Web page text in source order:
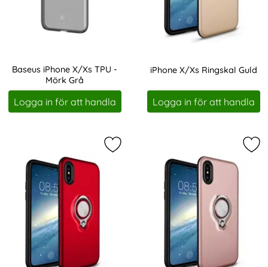
Baseus iPhone X/Xs TPU -
Mörk Grå
Art. nr 228052
Logga in för att handla
iPhone X/Xs Ringskal Guld
Art. nr 228553
Logga in för att handla
Markera iPhone X/Xs Ringskal